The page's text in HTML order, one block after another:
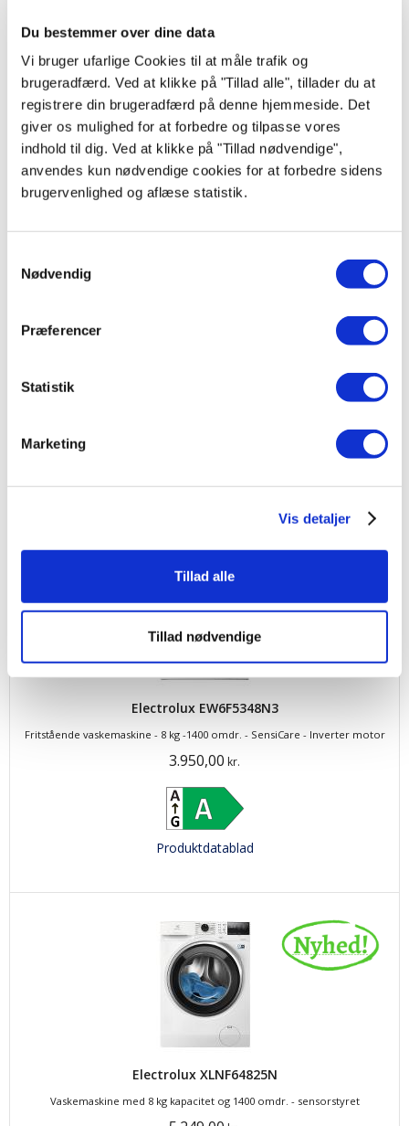
Du bestemmer over dine data
Vi bruger ufarlige Cookies til at måle trafik og
brugeradfærd. Ved at klikke på "Tillad alle", tillader du at
registrere din brugeradfærd på denne hjemmeside. Det
giver os mulighed for at forbedre og tilpasse vores
indhold til dig. Ved at klikke på "Tillad nødvendige",
anvendes kun nødvendige cookies for at forbedre sidens
brugervenlighed og aflæse statistik.
Nødvendig
Præferencer
Statistik
Marketing
Vis detaljer
Tillad alle
Tillad nødvendige
3.983,00
Produktdatablad
Electrolux EW6F5348N3
Fritstående vaskemaskine - 8 kg -1400 omdr. - SensiCare - Inverter motor
3.950,00 kr.
Produktdatablad
Electrolux XLNF64825N
Vaskemaskine med 8 kg kapacitet og 1400 omdr. - sensorstyret